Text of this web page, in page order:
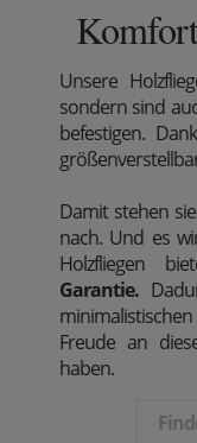
Unsere
sondern sind
befestigen.
Damit stehen
nach. Und es
Holzfliegen
Garantie.
Freude an
haben.